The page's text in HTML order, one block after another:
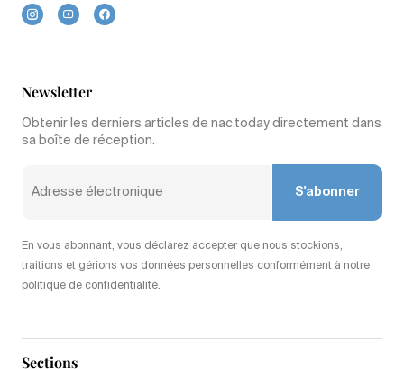
Sections
Newsletter
Obtenir les derniers articles de nac.today directement dans
sa boîte de réception.
S'abonner
En vous abonnant, vous déclarez accepter que nous stockions,
traitions et gérions vos données personnelles conformément à notre
politique de confidentialité.